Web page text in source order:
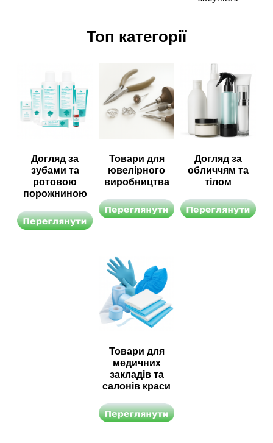
Топ категорії
Догляд за
зубами та
ротовою
порожниною
Товари для
ювелірного
виробництва
Догляд за
обличчям та
тілом
Товари для
медичних
закладів та
салонів краси